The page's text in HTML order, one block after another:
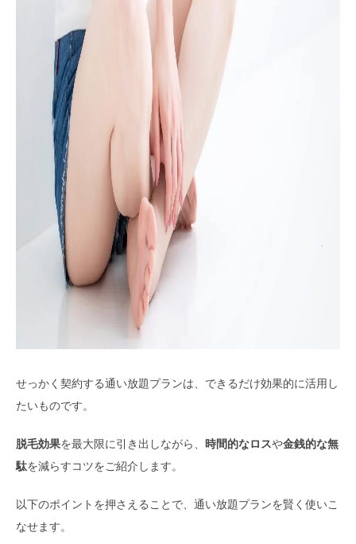
せっかく契約する通い放題プランは、できるだけ効果的に活用し
たいものです。
脱毛効果を最大限に引き出しながら、 時間的なロスや金銭的な無
駄を減らすコツをご紹介します。
以下のポイントを押さえることで、通い放題プランを賢く使いこ
なせます。